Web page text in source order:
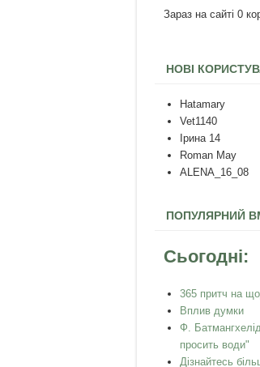
Зараз на сайті 0
НОВІ
Hatamary
Vet1140
Ірина 14
Roman May
ALENA_16_08
ПОПУЛЯРНИЙ
Сьогодні:
365 притч на
Вплив думки
Ф.
просить води"
Дізнайтесь